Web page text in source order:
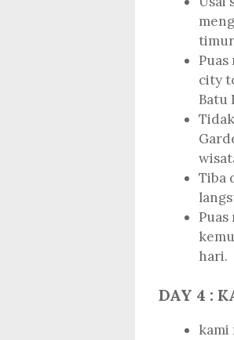
city
Batu
Tiba
hari.
DAY 4 :
kami